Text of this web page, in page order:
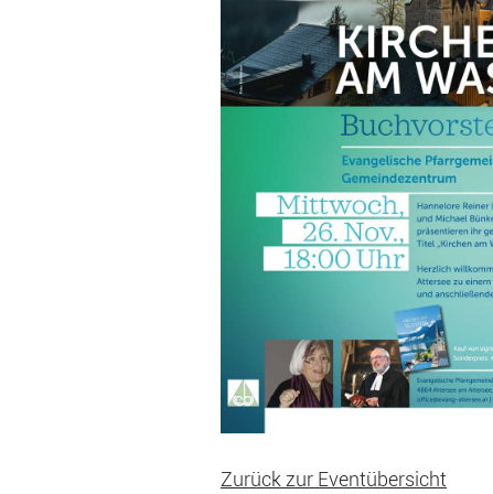
Zurück zur Eventübersicht